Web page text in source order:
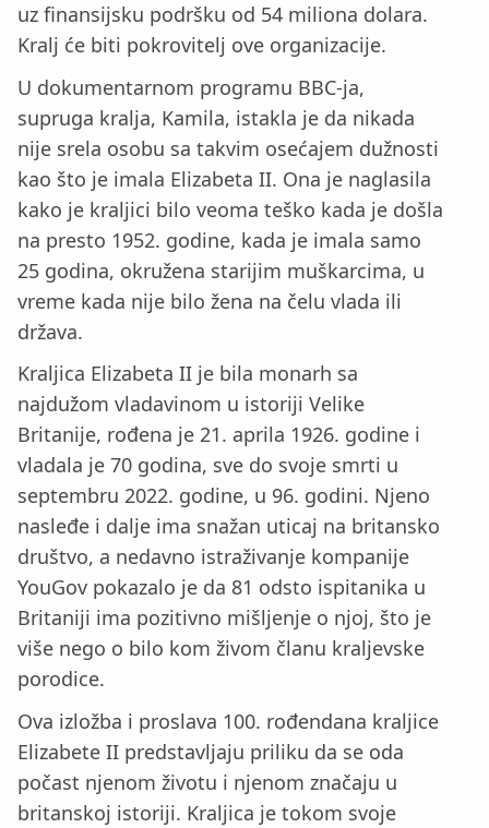
uz finansijsku podršku od 54 miliona dolara.
Kralj će biti pokrovitelj ove organizacije.
U dokumentarnom programu BBC-ja,
supruga kralja, Kamila, istakla je da nikada
nije srela osobu sa takvim osećajem dužnosti
kao što je imala Elizabeta II. Ona je naglasila
kako je kraljici bilo veoma teško kada je došla
na presto 1952. godine, kada je imala samo
25 godina, okružena starijim muškarcima, u
vreme kada nije bilo žena na čelu vlada ili
država.
Kraljica Elizabeta II je bila monarh sa
najdužom vladavinom u istoriji Velike
Britanije, rođena je 21. aprila 1926. godine i
vladala je 70 godina, sve do svoje smrti u
septembru 2022. godine, u 96. godini. Njeno
nasleđe i dalje ima snažan uticaj na britansko
društvo, a nedavno istraživanje kompanije
YouGov pokazalo je da 81 odsto ispitanika u
Britaniji ima pozitivno mišljenje o njoj, što je
više nego o bilo kom živom članu kraljevske
porodice.
Ova izložba i proslava 100. rođendana kraljice
Elizabete II predstavljaju priliku da se oda
počast njenom životu i njenom značaju u
britanskoj istoriji. Kraljica je tokom svoje